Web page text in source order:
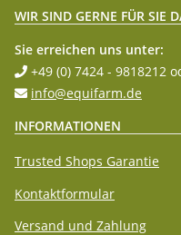
WIR SIND GERNE FÜR SIE
Sie erreichen uns unter:
+49 (0) 7424 - 9818212
info@equifarm.de
INFORMATIONEN
Trusted Shops Garantie
Kontaktformular
Versand und Zahlung